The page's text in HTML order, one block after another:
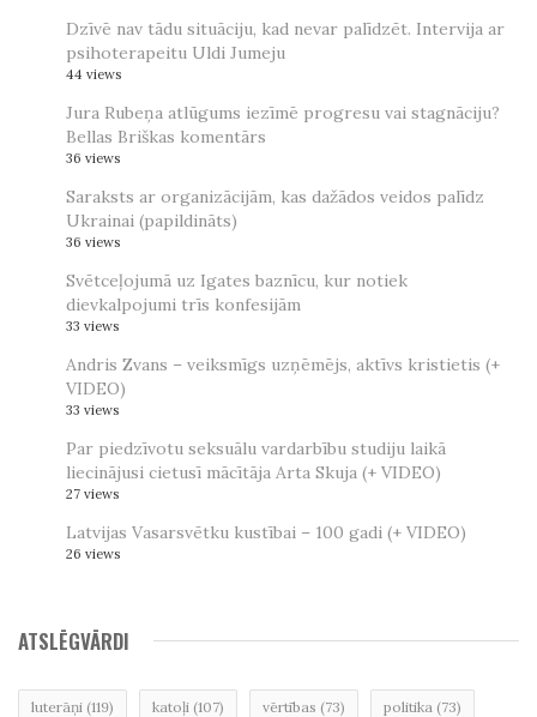
Dzīvē nav tādu situāciju, kad nevar palīdzēt. Intervija ar
psihoterapeitu Uldi Jumeju
44 views
Jura Rubeņa atlūgums iezīmē progresu vai stagnāciju?
Bellas Briškas komentārs
36 views
Saraksts ar organizācijām, kas dažādos veidos palīdz
Ukrainai (papildināts)
36 views
Svētceļojumā uz Igates baznīcu, kur notiek
dievkalpojumi trīs konfesijām
33 views
Andris Zvans – veiksmīgs uzņēmējs, aktīvs kristietis (+
VIDEO)
33 views
Par piedzīvotu seksuālu vardarbību studiju laikā
liecinājusi cietusī mācītāja Arta Skuja (+ VIDEO)
27 views
Latvijas Vasarsvētku kustībai – 100 gadi (+ VIDEO)
26 views
ATSLĒGVĀRDI
luterāņi (119) katoļi (107) vērtības (73) politika (73)